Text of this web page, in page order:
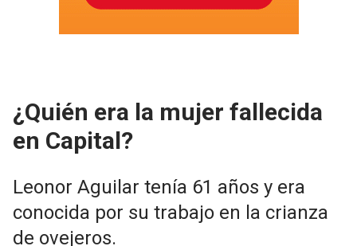
¿Quién era la mujer fallecida
en Capital?
Leonor Aguilar tenía 61 años y era
conocida por su trabajo en la crianza
de ovejeros.